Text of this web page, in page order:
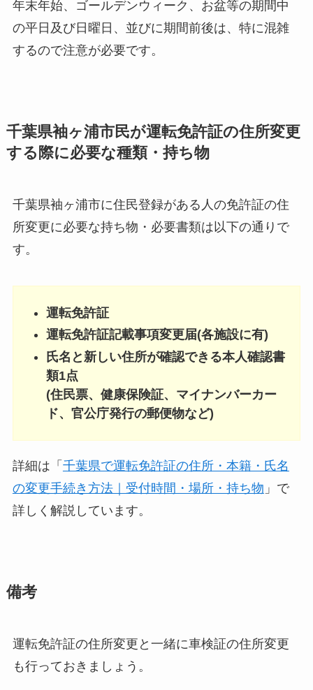
年末年始、ゴールデンウィーク、お盆等の期間中
の平日及び日曜日、並びに期間前後は、特に混雑
するので注意が必要です。
千葉県袖ヶ浦市民が運転免許証の住所変更
する際に必要な種類・持ち物
千葉県袖ヶ浦市に住民登録がある人の免許証の住
所変更に必要な持ち物・必要書類は以下の通りで
す。
運転免許証
運転免許証記載事項変更届(各施設に有)
氏名と新しい住所が確認できる本人確認書
類1点
(住民票、健康保険証、マイナンバーカー
ド、官公庁発行の郵便物など)
詳細は「 千葉県で運転免許証の住所・本籍・氏名
の変更手続き方法｜受付時間・場所・持ち物 」で
詳しく解説しています。
備考
運転免許証の住所変更と一緒に車検証の住所変更
も行っておきましょう。